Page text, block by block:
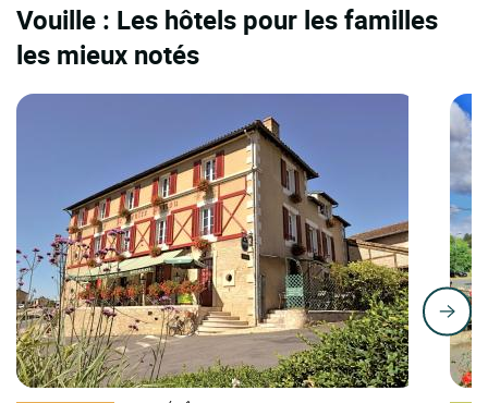
Vouille : Les hôtels pour les familles
les mieux notés